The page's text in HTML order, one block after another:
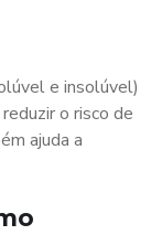
e insolúvel)
o risco de
ajuda a